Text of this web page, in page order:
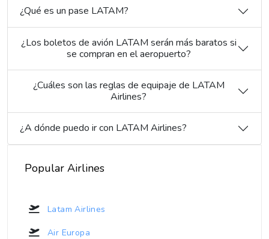
¿Qué es un pase LATAM?
¿Los boletos de avión LATAM serán más baratos si
se compran en el aeropuerto?
¿Cuáles son las reglas de equipaje de LATAM
Airlines?
¿A dónde puedo ir con LATAM Airlines?
Popular Airlines
Latam Airlines
Air Europa